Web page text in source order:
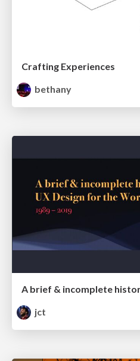
Crafting Experiences
bethany
jct